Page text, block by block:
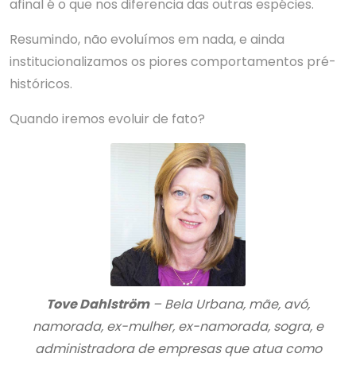
afinal é o que nos diferencia das outras espécies.
Resumindo, não evoluímos em nada, e ainda
institucionalizamos os piores comportamentos pré-
históricos.
Quando iremos evoluir de fato?
Tove Dahlström– Bela Urbana, mãe, avó,
namorada, ex-mulher, ex-namorada, sogra, e
administradora de empresas que atua como